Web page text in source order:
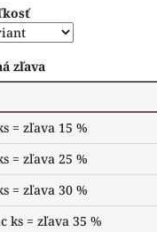
zľava
= zľava 15 %
= zľava 25 %
= zľava 30 %
ks = zľava 35 %